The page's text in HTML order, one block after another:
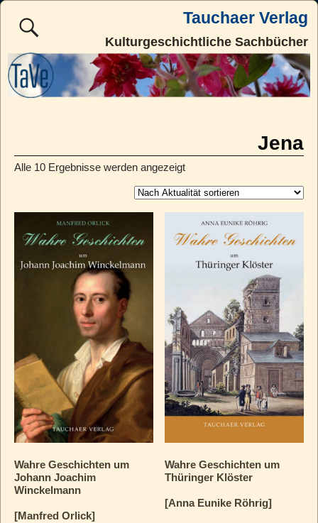
Tauchaer Verlag
Kulturgeschichtliche Sachbücher
Jena
Alle 10 Ergebnisse werden angezeigt
Wahre Geschichten um
Johann Joachim
Winckelmann
[Manfred Orlick]
Wahre Geschichten um
Thüringer Klöster
[Anna Eunike Röhrig]